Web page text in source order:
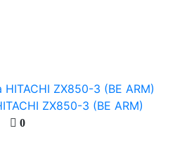
ZX850-3 (BE ARM)
0